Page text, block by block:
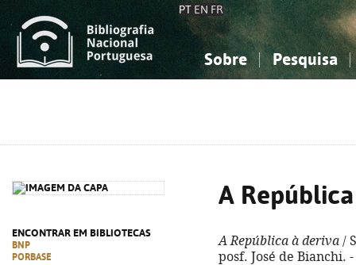
PT EN FR
Sobre Pesquisa
ENCONTRAR EM BIBLIOTECAS
BNP
PORBASE
A
A República à deriva /
posf. José de Bianchi.